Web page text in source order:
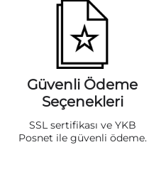
Güvenli Ödeme
Seçenekleri
SSL sertifikası ve YKB
Posnet ile güvenli ödeme.